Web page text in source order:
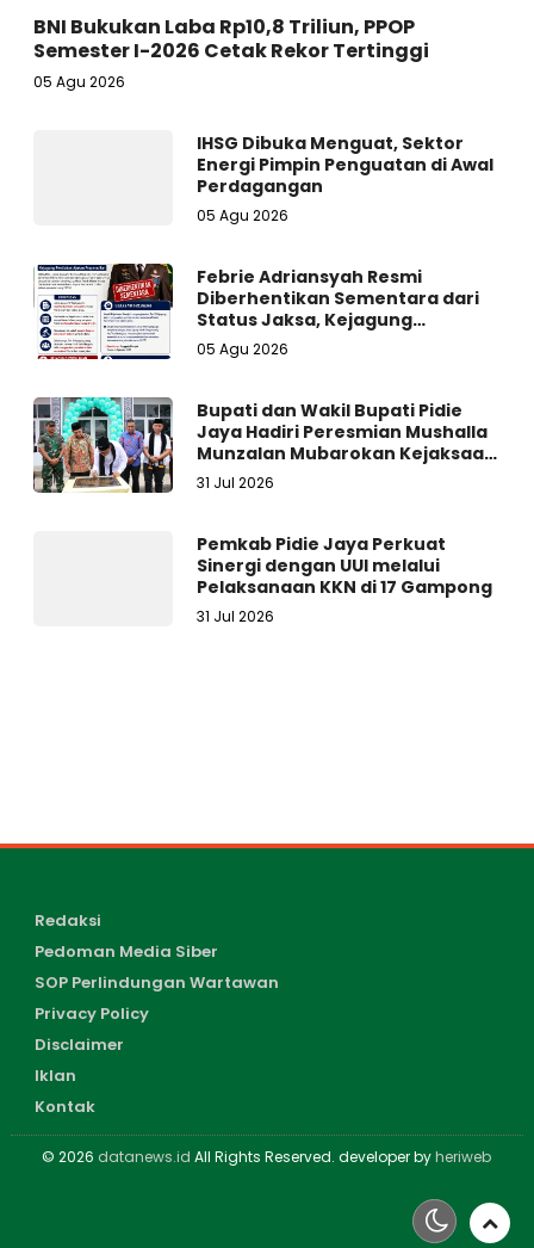
BNI Bukukan Laba Rp10,8 Triliun, PPOP
Semester I-2026 Cetak Rekor Tertinggi
05 Agu 2026
IHSG Dibuka Menguat, Sektor
Energi Pimpin Penguatan di Awal
Perdagangan
05 Agu 2026
Febrie Adriansyah Resmi
Diberhentikan Sementara dari
Status Jaksa, Kejagung
Persilakan Ajukan Praperadilan
05 Agu 2026
Bupati dan Wakil Bupati Pidie
Jaya Hadiri Peresmian Mushalla
Munzalan Mubarokan Kejaksaan
Negeri Pidie Jaya
31 Jul 2026
Pemkab Pidie Jaya Perkuat
Sinergi dengan UUI melalui
Pelaksanaan KKN di 17 Gampong
31 Jul 2026
Redaksi
Pedoman Media Siber
SOP Perlindungan Wartawan
Privacy Policy
Disclaimer
Iklan
Kontak
© 2026 datanews.id All Rights Reserved. developer byheriweb